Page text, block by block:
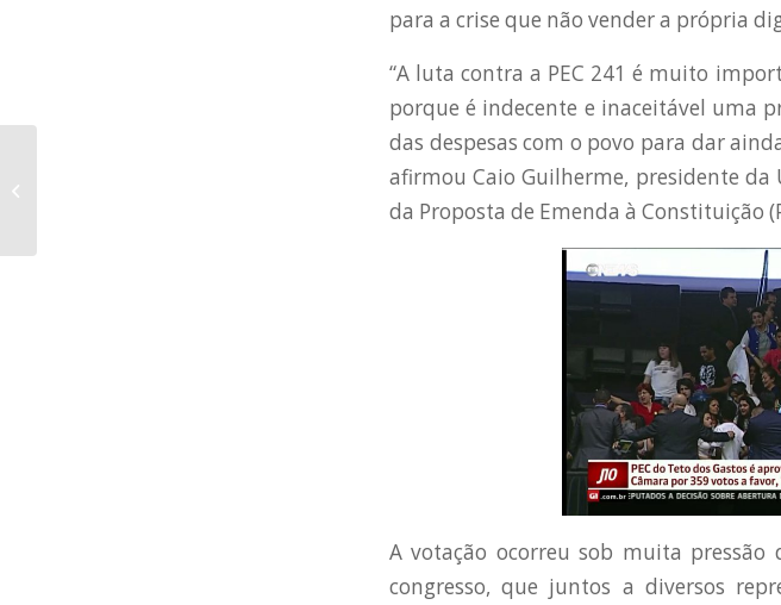
para a crise que não vender a própria
“A luta contra a PEC 241 é muito
porque é indecente e inaceitável uma
das despesas com o povo para dar
afirmou Caio Guilherme, presidente da
da Proposta de Emenda à Constituição
A votação ocorreu sob muita pressão
congresso, que juntos a diversos